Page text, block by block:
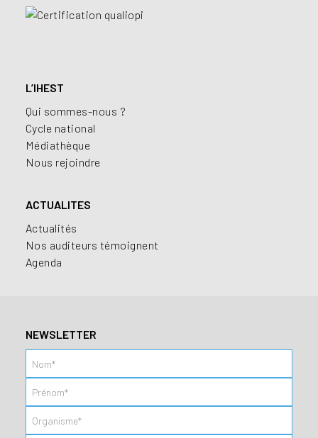
L’IHEST
Qui sommes-nous ?
Cycle national
Médiathèque
Nous rejoindre
ACTUALITES
Actualités
Nos auditeurs témoignent
Agenda
NEWSLETTER